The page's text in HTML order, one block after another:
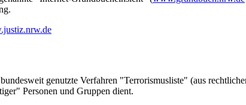
genutzte Verfahren "Terrorismusliste" (aus
Personen und Gruppen dient.